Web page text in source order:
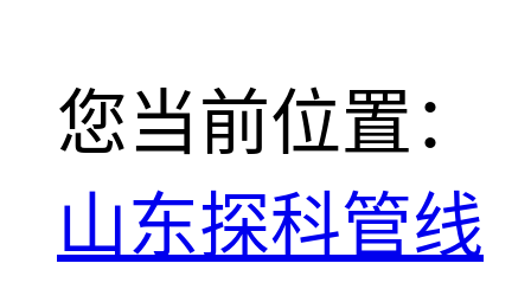
您当前位置：
山东探科管线